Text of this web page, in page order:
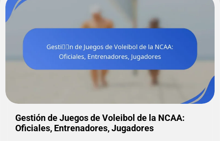
Gestión de Juegos de Voleibol de la NCAA:
Oficiales, Entrenadores, Jugadores